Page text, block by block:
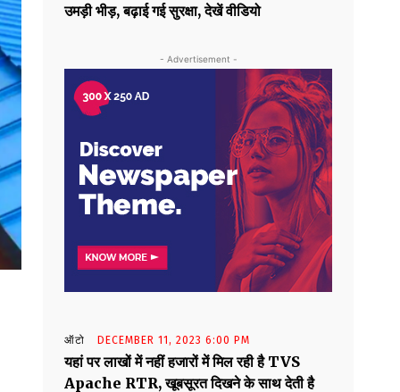
उमड़ी भीड़, बढ़ाई गई सुरक्षा, देखें वीडियो
- Advertisement -
ऑटो DECEMBER 11, 2023 6:00 PM
यहां पर लाखों में नहीं हजारों में मिल रही है TVS
Apache RTR, खूबसूरत दिखने के साथ देती है